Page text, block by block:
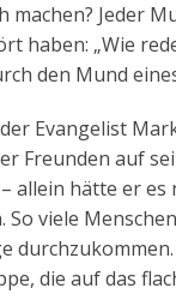
machen? Jeder
haben: „Wie
den Mund
Evangelist
Freunden auf
allein hätte er es
viele
die auf das